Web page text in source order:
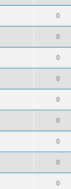
0
0
0
0
0
0
0
0
0